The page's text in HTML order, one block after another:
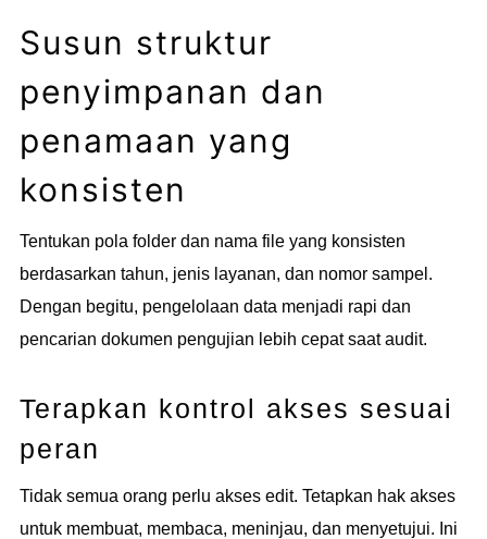
Susun struktur
penyimpanan dan
penamaan yang
konsisten
Tentukan pola folder dan nama file yang konsisten
berdasarkan tahun, jenis layanan, dan nomor sampel.
Dengan begitu, pengelolaan data menjadi rapi dan
pencarian dokumen pengujian lebih cepat saat audit.
Terapkan kontrol akses sesuai
peran
Tidak semua orang perlu akses edit. Tetapkan hak akses
untuk membuat, membaca, meninjau, dan menyetujui. Ini